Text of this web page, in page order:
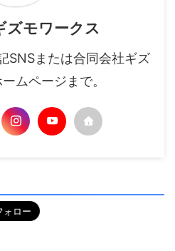
ズモワークス
SNSまたは合同会社ギズ
ムページまで。